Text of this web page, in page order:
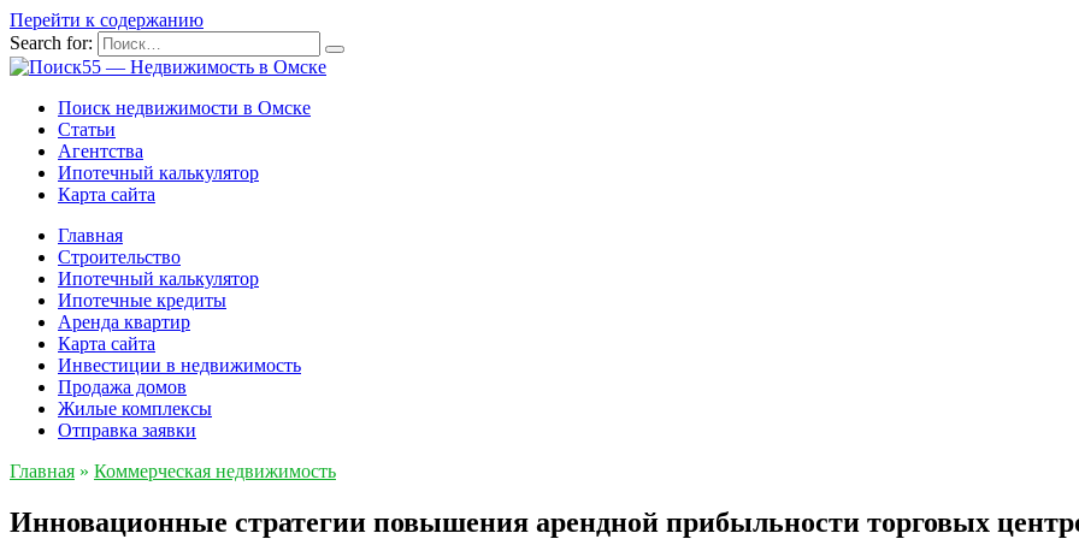
Перейти к содержанию
Search for:
Поиск недвижимости в Омске
Статьи
Агентства
Ипотечный калькулятор
Карта сайта
Главная
Строительство
Ипотечный калькулятор
Ипотечные кредиты
Аренда квартир
Карта сайта
Инвестиции в недвижимость
Продажа домов
Жилые комплексы
Отправка заявки
Главная » Коммерческая недвижимость
Инновационные стратегии повышения арендной прибыльности торговых